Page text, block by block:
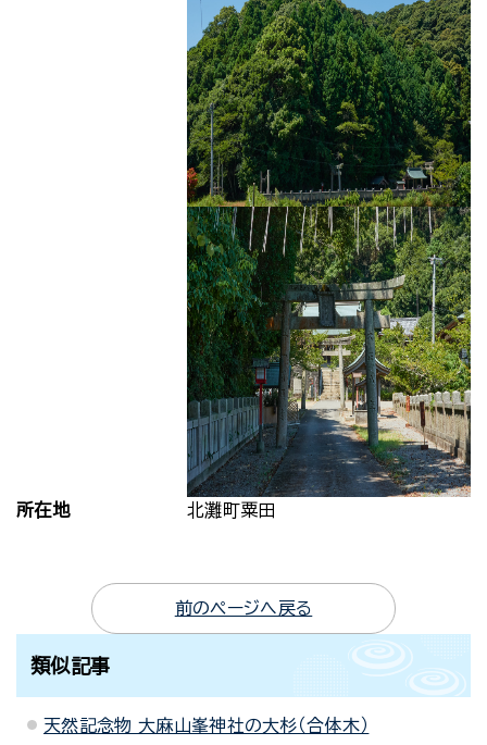
所在地 北灘町粟田
前のページへ戻る
類似記事
天然記念物 大麻山峯神社の大杉（合体木）